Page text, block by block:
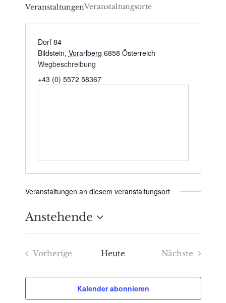
VeranstaltungenVeranstaltungsorte
Dorf 84
Bildstein, Vorarlberg 6858 Österreich
Wegbeschreibung
+43 (0) 5572 58367
Veranstaltungen an diesem veranstaltungsort
Anstehende
Datum
wählen.
Vorherige
Heute
Nächste
Kalender abonnieren